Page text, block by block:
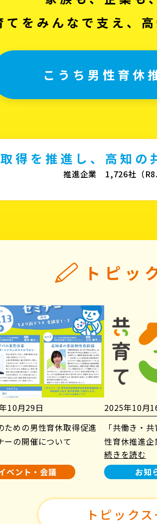
てをみんなで支え、
こうち男性育休
得を推進し、高知の
推進企業 1,726社（
トピッ
10月29日
ための男性育休取得促進
ーの開催について
ベント・会議
2025年10月
「共働き・
性育休推進
使用について
続きを読む
お知
トピック